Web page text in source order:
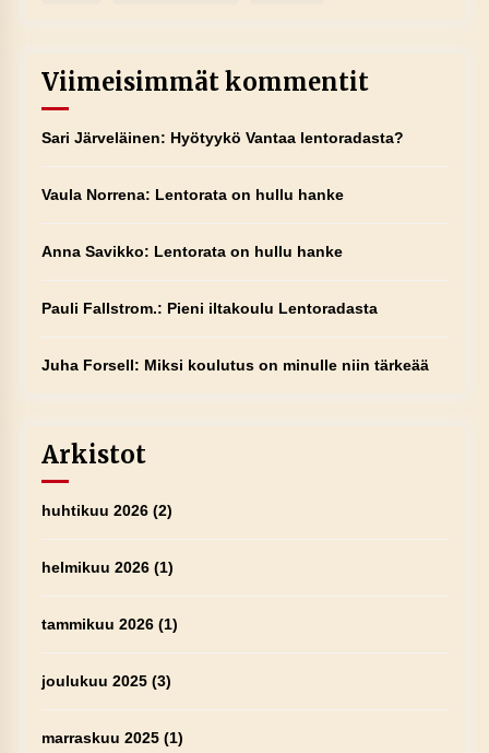
Viimeisimmät kommentit
Sari Järveläinen: Hyötyykö Vantaa lentoradasta?
Vaula Norrena: Lentorata on hullu hanke
Anna Savikko: Lentorata on hullu hanke
Pauli Fallstrom.: Pieni iltakoulu Lentoradasta
Juha Forsell: Miksi koulutus on minulle niin tärkeää
Arkistot
huhtikuu 2026(2)
helmikuu 2026(1)
tammikuu 2026(1)
joulukuu 2025(3)
marraskuu 2025(1)